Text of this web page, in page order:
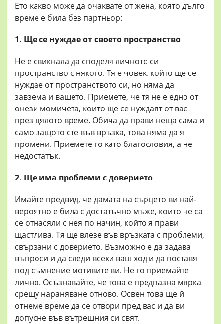
Ето какво може да очаквате от жена, която дълго
време е била без партньор:
1. Ще се нуждае от своето пространство
Не е свикнала да споделя личното си
пространство с някого. Тя е човек, който ще се
нуждае от пространството си, но няма да
завзема и вашето. Приемете, че тя не е едно от
онези момичета, които ще се нуждаят от вас
през цялото време. Обича да прави неща сама и
само защото сте във връзка, това няма да я
промени. Приемете го като благословия, а не
недостатък.
2. Ще има проблеми с доверието
Имайте предвид, че дамата на сърцето ви най-
вероятно е била с достатъчно мъже, които не са
се отнасяли с нея по начин, който я прави
щастлива. Тя ще влезе във връзката с проблеми,
свързани с доверието. Възможно е да задава
въпроси и да следи всеки ваш ход и да поставя
под съмнение мотивите ви. Не го приемайте
лично. Осъзнавайте, че това е предпазна мярка
срещу нараняване отново. Освен това ще й
отнеме време да се отвори пред вас и да ви
допусне във вътрешния си свят.